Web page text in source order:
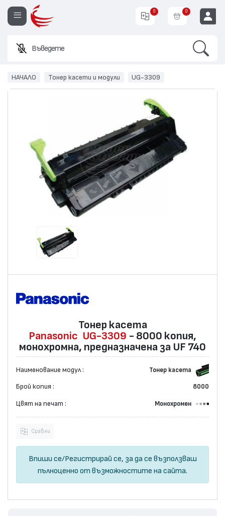
Въведете име и
0 0
НАЧАЛО Тонер касети и модули UG-3309
Тонер касета
Panasonic UG-3309 - 8000 копия,
монохромна, предназначена за UF 740
Наименование модул : Тонер касета
Брой копия : 8000
Цвят на печат : Монохромен
Сравни
Впиши се/Регистрирай се, за да се възползваш
пълноценно от възможностите на сайта.